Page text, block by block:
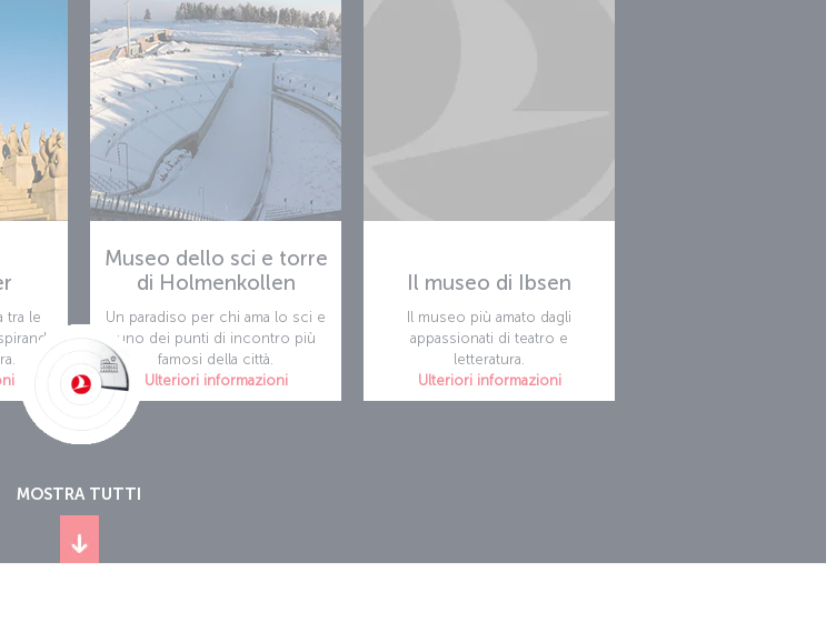
tra le
Museo dello sci e torre
di Holmenkollen
Un paradiso per chi ama lo sci e
uno dei punti di incontro più
famosi della città.
Ulteriori informazioni
Il museo di Ibsen
Il museo più amato dagli
appassionati di teatro e
letteratura.
Ulteriori informazioni
MOSTRA TUTTI